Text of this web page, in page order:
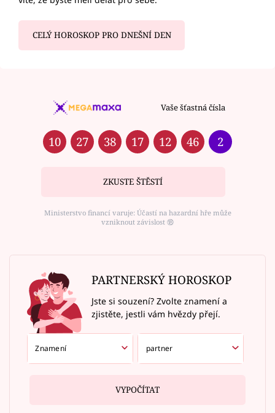
CELÝ HOROSKOP PRO DNEŠNÍ DEN
Vaše šťastná čísla
10 27 38 17 12 46 2
ZKUSTE ŠTĚSTÍ
Ministerstvo financí varuje: Účastí na hazardní hře může
vzniknout závislost ⑱
PARTNERSKÝ HOROSKOP
Jste si souzení? Zvolte znamení a
zjistěte, jestli vám hvězdy přejí.
VYPOČÍTAT